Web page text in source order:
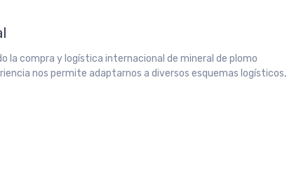
la compra y logística internacional de mineral de plomo
nos permite adaptarnos a diversos esquemas logísticos,